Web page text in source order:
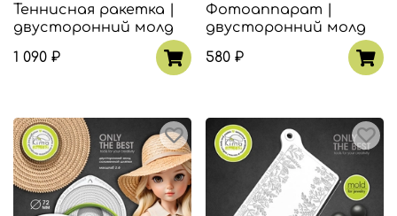
Теннисная ракетка |
двусторонний молд
1 090 ₽
Фотоаппарат |
двусторонний молд
580 ₽